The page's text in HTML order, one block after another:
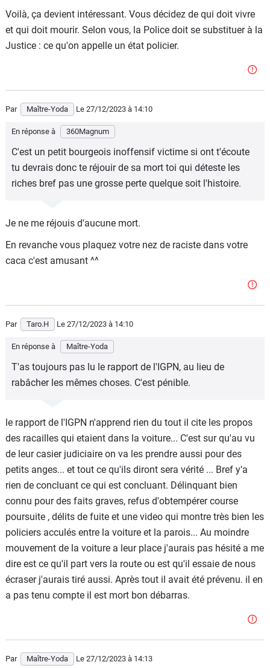
Voilà, ça devient intéressant. Vous décidez de qui doit vivre
et qui doit mourir. Selon vous, la Police doit se substituer à la
Justice : ce qu'on appelle un état policier.
Par Maître-Yoda Le 27/12/2023 à 14:10
En réponse à 360Magnum
C'est un petit bourgeois inoffensif victime si ont t'écoute
tu devrais donc te réjouir de sa mort toi qui déteste les
riches bref pas une grosse perte quelque soit l'histoire.
Je ne me réjouis d'aucune mort.
En revanche vous plaquez votre nez de raciste dans votre
caca c'est amusant ^^
Par Taro.H Le 27/12/2023 à 14:10
En réponse à Maître-Yoda
T'as toujours pas lu le rapport de l'IGPN, au lieu de
rabâcher les mêmes choses. C'est pénible.
le rapport de l'IGPN n'apprend rien du tout il cite les propos
des racailles qui etaient dans la voiture... C'est sur qu'au vu
de leur casier judiciaire on va les prendre aussi pour des
petits anges... et tout ce qu'ils diront sera vérité ... Bref y'a
rien de concluant ce qui est concluant. Délinquant bien
connu pour des faits graves, refus d'obtempérer course
poursuite , délits de fuite et une video qui montre très bien les
policiers acculés entre la voiture et la parois... Au moindre
mouvement de la voiture a leur place j'aurais pas hésité a me
dire est ce qu'il part vers la route ou est qu'il essaie de nous
écraser j'aurais tiré aussi. Après tout il avait été prévenu. il en
a pas tenu compte il est mort bon débarras.
Par Maître-Yoda Le 27/12/2023 à 14:13